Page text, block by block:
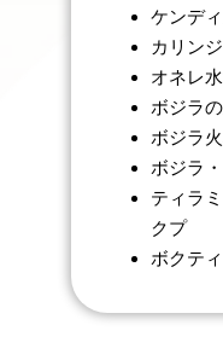
ケンデ
カリン
オネレ
ボジラ
ボジラ
ボジラ
ティラ
クプ
ボクテ